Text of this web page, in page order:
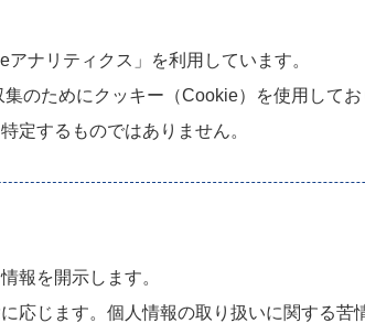
ナリティクス」を利用しています。
のためにクッキー（Cookie）を使用してお
定するものではありません。
報を開示します。
応じます。個人情報の取り扱いに関する苦